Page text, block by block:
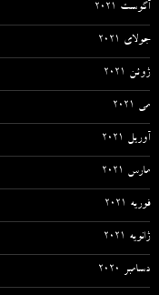
آگوست 2021
جولای 2021
ژوئن 2021
می 2021
آوریل 2021
مارس 2021
فوریه 2021
ژانویه 2021
دسامبر 2020